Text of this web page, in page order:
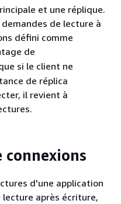
et une réplique.
de lecture à
défini comme
de
si le client ne
de réplica
il revient à
connexions
d'une application
après écriture,